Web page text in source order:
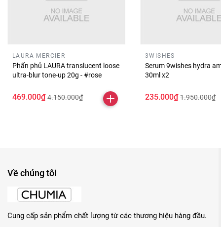
LAURA MERCIER
Phấn phủ LAURA translucent loose
ultra-blur tone-up 20g - #rose
469.000₫ 4.150.000₫
3WISHES
Serum 9wishes hydra
30ml x2
235.000₫ 1.950.000₫
Về chúng tôi
Cung cấp sản phẩm chất lượng từ các thương hiệu hàng đầu.